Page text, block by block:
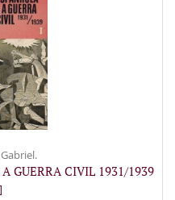
Gabriel.
GUERRA CIVIL 1931/1939